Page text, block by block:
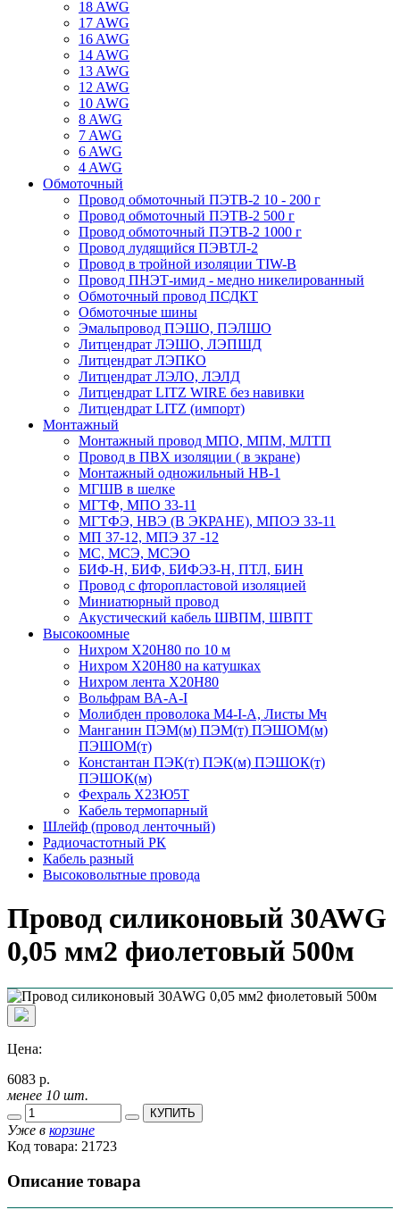
18 AWG
17 AWG
16 AWG
14 AWG
13 AWG
12 AWG
10 AWG
8 AWG
7 AWG
6 AWG
4 AWG
Обмоточный
Провод обмоточный ПЭТВ-2 10 - 200 г
Провод обмоточный ПЭТВ-2 500 г
Провод обмоточный ПЭТВ-2 1000 г
Провод лудящийся ПЭВТЛ-2
Провод в тройной изоляции TIW-B
Провод ПНЭТ-имид - медно никелированный
Обмоточный провод ПСДКТ
Обмоточные шины
Эмальпровод ПЭШО, ПЭЛШО
Литцендрат ЛЭШО, ЛЭПШД
Литцендрат ЛЭПКО
Литцендрат ЛЭЛО, ЛЭЛД
Литцендрат LITZ WIRE без навивки
Литцендрат LITZ (импорт)
Монтажный
Монтажный провод МПО, МПМ, МЛТП
Провод в ПВХ изоляции ( в экране)
Монтажный одножильный HB-1
МГШВ в шелке
МГТФ, МПО 33-11
МГТФЭ, НВЭ (В ЭКРАНЕ), МПОЭ 33-11
МП 37-12, МПЭ 37 -12
МС, МСЭ, МСЭО
БИФ-Н, БИФ, БИФЭЗ-Н, ПТЛ, БИН
Провод с фторопластовой изоляцией
Миниатюрный провод
Акустический кабель ШВПМ, ШВПТ
Высокоомные
Нихром Х20Н80 по 10 м
Нихром Х20Н80 на катушках
Нихром лента Х20Н80
Вольфрам ВА-А-I
Молибден проволока М4-I-А, Листы Мч
Манганин ПЭМ(м) ПЭМ(т) ПЭШОМ(м)
ПЭШОМ(т)
Константан ПЭК(т) ПЭК(м) ПЭШОК(т)
ПЭШОК(м)
Фехраль Х23Ю5Т
Кабель термопарный
Шлейф (провод ленточный)
Радиочастотный РК
Кабель разный
Высоковольтные провода
Провод силиконовый 30AWG
0,05 мм2 фиолетовый 500м
Цена:
6083 р.
менее 10 шт.
КУПИТЬ
Уже в корзине
Код товара: 21723
Описание товара